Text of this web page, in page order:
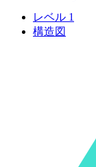
レベル 1
構造図